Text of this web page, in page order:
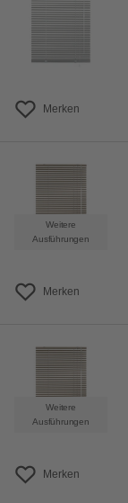
Merken
Weitere
Ausführungen
Merken
Weitere
Ausführungen
Merken